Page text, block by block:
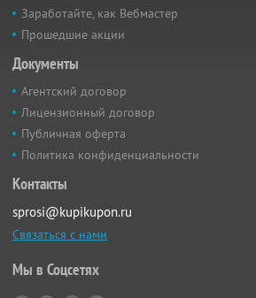
Заработайте, как Вебмастер
Прошедшие акции
Документы
Агентский договор
Лицензионный договор
Публичная оферта
Политика конфиденциальности
Контакты
sprosi@kupikupon.ru
Связаться с нами
Мы в Соцсетях